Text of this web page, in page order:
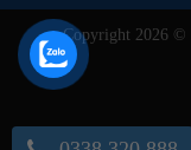
Copyright 2026 ©